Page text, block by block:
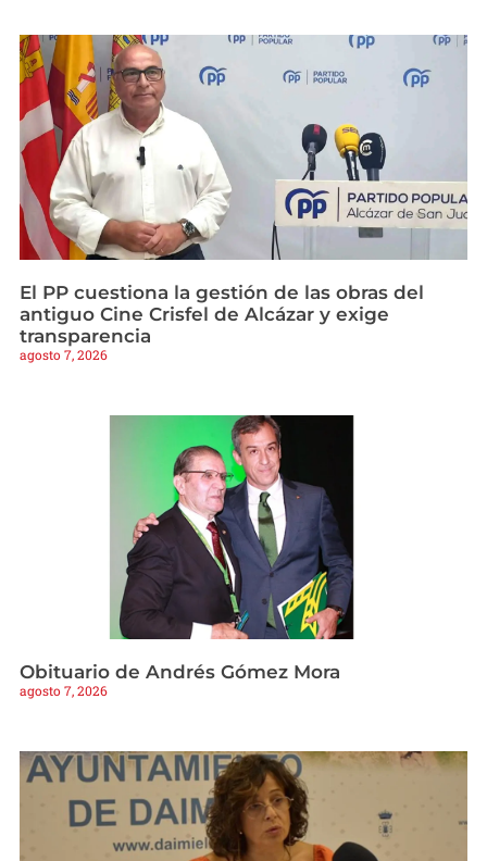
El PP cuestiona la gestión de las obras del
antiguo Cine Crisfel de Alcázar y exige
transparencia
agosto 7, 2026
Obituario de Andrés Gómez Mora
agosto 7, 2026